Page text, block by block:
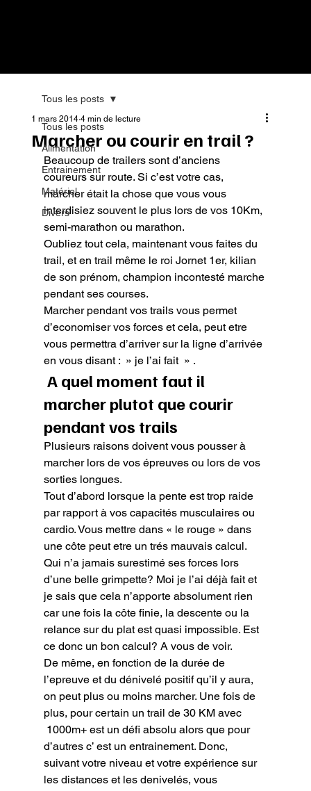
Tous les posts
Alimentation
Entrainement
Matériel
Divers
Tous les posts
Marcher ou courir en trail ?
1 mars 2014 4 min de lecture
Beaucoup de trailers sont d’anciens
coureurs sur route. Si c’est votre cas,
marcher était la chose que vous vous
interdisiez souvent le plus lors de vos 10Km,
semi-marathon ou marathon.
Oubliez tout cela, maintenant vous faites du
trail, et en trail même le roi Jornet 1er, kilian
de son prénom, champion incontesté marche
pendant ses courses.
Marcher pendant vos trails vous permet
d’economiser vos forces et cela, peut etre
vous permettra d’arriver sur la ligne d’arrivée
en vous disant :  » je l’ai fait  » .
A quel moment faut il
marcher plutot que courir
pendant vos trails
Plusieurs raisons doivent vous pousser à
marcher lors de vos épreuves ou lors de vos
sorties longues.
Tout d’abord lorsque la pente est trop raide
par rapport à vos capacités musculaires ou
cardio. Vous mettre dans « le rouge » dans
une côte peut etre un trés mauvais calcul.
Qui n’a jamais surestimé ses forces lors
d’une belle grimpette? Moi je l’ai déjà fait et
je sais que cela n’apporte absolument rien
car une fois la côte finie, la descente ou la
relance sur du plat est quasi impossible. Est
ce donc un bon calcul? A vous de voir.
De même, en fonction de la durée de
l’epreuve et du dénivelé positif qu’il y aura,
on peut plus ou moins marcher. Une fois de
plus, pour certain un trail de 30 KM avec
1000m+ est un défi absolu alors que pour
d’autres c’ est un entrainement. Donc,
suivant votre niveau et votre expérience sur
les distances et les denivelés, vous